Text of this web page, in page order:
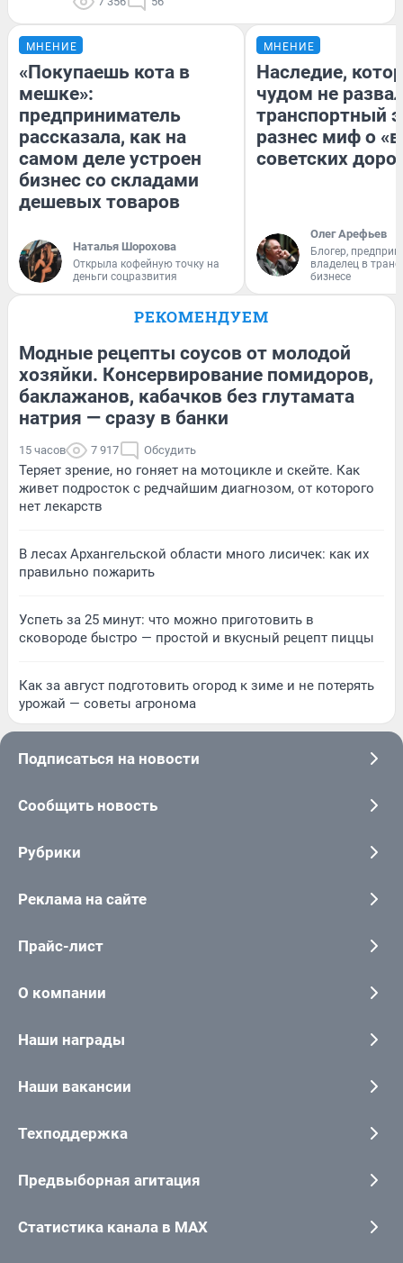
МНЕНИЕ
«Покупаешь кота в
мешке»:
предприниматель
рассказала, как на
самом деле устроен
бизнес со складами
дешевых товаров
Наталья Шорохова
Открыла кофейную точку на
деньги соцразвития
МНЕНИЕ
Наследие,
чудом не
транспортный
разнес миф о
советских
Олег Арефьев
Блогер,
владелец в
бизнесе
РЕКОМЕНДУЕМ
Модные рецепты соусов от молодой
хозяйки. Консервирование помидоров,
баклажанов, кабачков без глутамата
натрия — сразу в банки
15 часов 7 917 Обсудить
Теряет зрение, но гоняет на мотоцикле и скейте. Как
живет подросток с редчайшим диагнозом, от которого
нет лекарств
В лесах Архангельской области много лисичек: как их
правильно пожарить
Успеть за 25 минут: что можно приготовить в
сковороде быстро — простой и вкусный рецепт пиццы
Как за август подготовить огород к зиме и не потерять
урожай — советы агронома
Подписаться на новости
Сообщить новость
Рубрики
Реклама на сайте
Прайс-лист
О компании
Наши награды
Наши вакансии
Техподдержка
Предвыборная агитация
Статистика канала в MAX